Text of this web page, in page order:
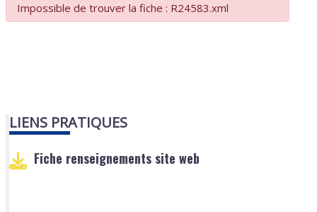
Impossible de trouver la fiche : R24583.xml
LIENS PRATIQUES
Fiche renseignements site web